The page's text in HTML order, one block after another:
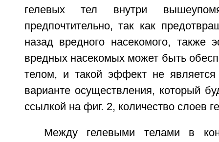
гелевых тел внутри
предпочтительно, так как
назад вредного насекомого, также
вредных насекомых может быть
телом, и такой эффект не
варианте осуществления, который
ссылкой на фиг. 2, количество слоев
Между гелевыми телами в